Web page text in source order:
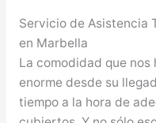
Servicio de Asistencia
en Marbella
La comodidad que
enorme desde su
tiempo a la hora de